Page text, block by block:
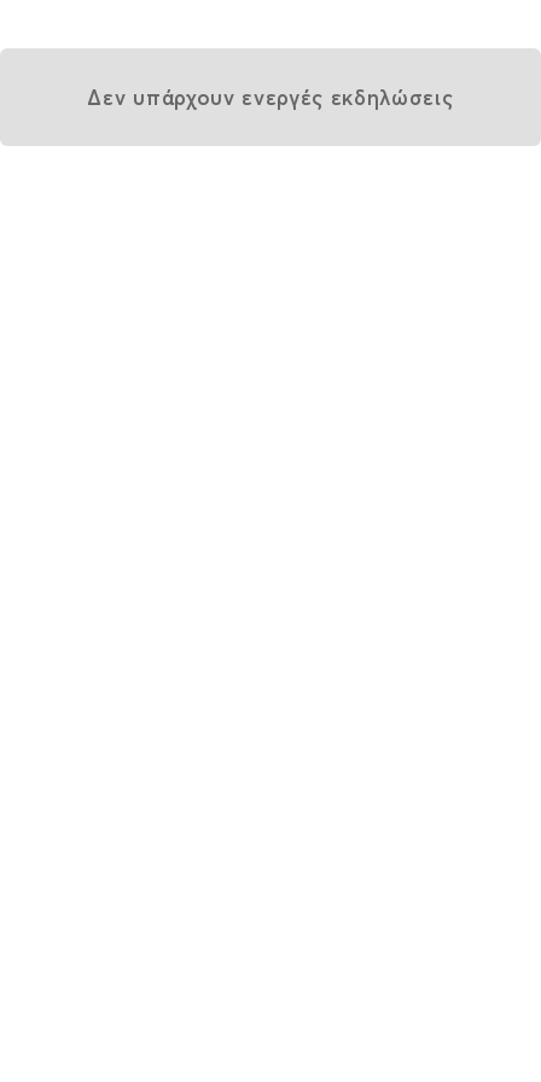
Δεν υπάρχουν ενεργές εκδηλώσεις